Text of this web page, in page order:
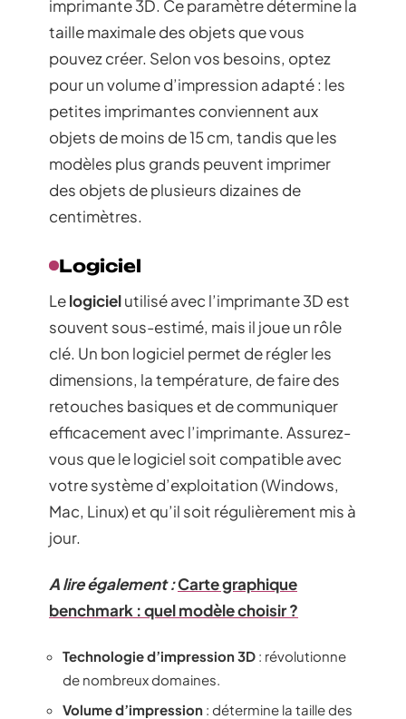
imprimante 3D. Ce paramètre détermine la
taille maximale des objets que vous
pouvez créer. Selon vos besoins, optez
pour un volume d’impression adapté : les
petites imprimantes conviennent aux
objets de moins de 15 cm, tandis que les
modèles plus grands peuvent imprimer
des objets de plusieurs dizaines de
centimètres.
Logiciel
Lelogicielutilisé avec l’imprimante 3D est
souvent sous-estimé, mais il joue un rôle
clé. Un bon logiciel permet de régler les
dimensions, la température, de faire des
retouches basiques et de communiquer
efficacement avec l’imprimante. Assurez-
vous que le logiciel soit compatible avec
votre système d’exploitation (Windows,
Mac, Linux) et qu’il soit régulièrement mis à
jour.
A lire également :Carte graphique
benchmark : quel modèle choisir ?
Technologie d’impression 3D : révolutionne
de nombreux domaines.
Volume d’impression : détermine la taille des